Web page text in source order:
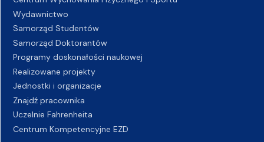
Wydawnictwo
Samorząd Studentów
Samorząd Doktorantów
Programy doskonałości naukowej
Realizowane projekty
Jednostki i organizacje
Znajdź pracownika
Uczelnie Fahrenheita
Centrum Kompetencyjne EZD